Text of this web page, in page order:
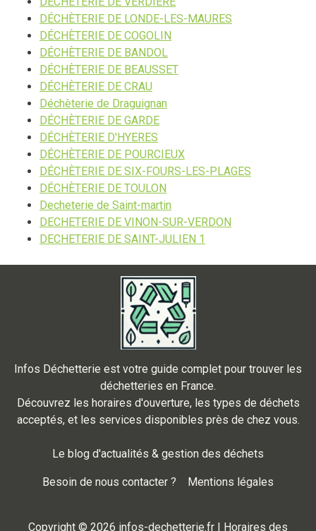
DÉCHÈTERIE DE LONDE-LES-MAURES
DÉCHÈTERIE DE COGOLIN
DÉCHÈTERIE DE BANDOL
DÉCHÈTERIE DE BEAUSSET
DÉCHÈTERIE DE CRAU
Déchèterie de Draguignan
DÉCHÈTERIE DE GARDE
DÉCHÈTERIE D'HYERES
DÉCHÈTERIE DE POURCIEUX
DÉCHÈTERIE DE SIX-FOURS-LES-PLAGES
DÉCHÈTERIE DE TOULON
Decheterie de Saint-martin
DECHETERIE DE VINON-SUR-VERDON
DECHETERIE DE SAINT-JULIEN 1
Infos Déchetterie est votre guide complet pour trouver les
déchetteries en France.
Découvrez les horaires d'ouverture, les types de déchets
acceptés, et les services disponibles près de chez vous.
Le blog d'actualités & gestion des déchets
Besoin de nous contacter ? Mentions légales
Copyright © 2026 infos-dechetterie.fr | Horaires des